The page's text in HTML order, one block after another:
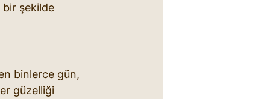
bir şekilde
binlerce gün,
güzelliği